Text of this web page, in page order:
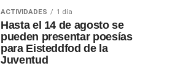
ACTIVIDADES 1 día
Hasta el 14 de agosto se
pueden presentar poesías
para Eisteddfod de la
Juventud